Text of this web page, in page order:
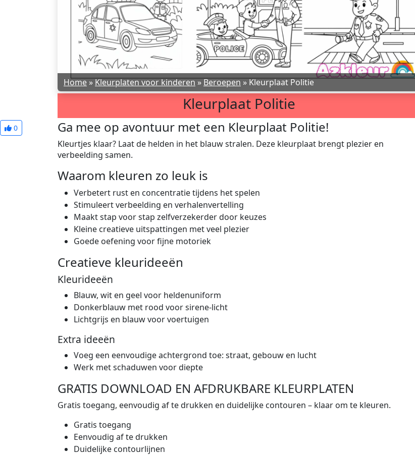
Home»Kleurplaten voor kinderen»Beroepen»Kleurplaat Politie
Kleurplaat Politie
0 Ga mee op avontuur met een Kleurplaat Politie!
Kleurtjes klaar? Laat de helden in het blauw stralen. Deze kleurplaat brengt plezier en
verbeelding samen.
Waarom kleuren zo leuk is
Verbetert rust en concentratie tijdens het spelen
Stimuleert verbeelding en verhalenvertelling
Maakt stap voor stap zelfverzekerder door keuzes
Kleine creatieve uitspattingen met veel plezier
Goede oefening voor fijne motoriek
Creatieve kleurideeën
Kleurideeën
Blauw, wit en geel voor heldenuniform
Donkerblauw met rood voor sirene-licht
Lichtgrijs en blauw voor voertuigen
Extra ideeën
Voeg een eenvoudige achtergrond toe: straat, gebouw en lucht
Werk met schaduwen voor diepte
GRATIS DOWNLOAD EN AFDRUKBARE KLEURPLATEN
Gratis toegang, eenvoudig af te drukken en duidelijke contouren – klaar om te kleuren.
Gratis toegang
Eenvoudig af te drukken
Duidelijke contourlijnen